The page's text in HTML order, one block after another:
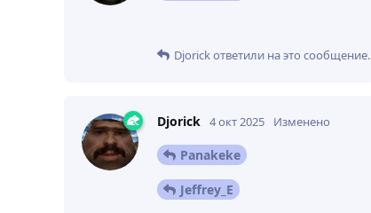
Djorickответили на это сообщение.
Djorick 4 окт 2025 Изменено
Panakeke
Jeffrey_E